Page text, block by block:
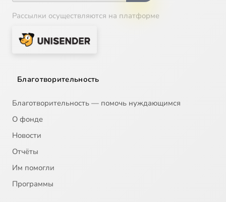
Рассылки осуществляются на платформе
Благотворительность
Благотворительность — помочь нуждающимся
О фонде
Новости
Отчёты
Им помогли
Программы